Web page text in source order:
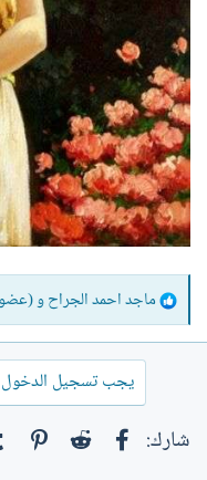
ا
ل
ت
ل
ماجد احمد الجراحو
يجب تسجيل الدخول
شارك: فيسبوك Reddit